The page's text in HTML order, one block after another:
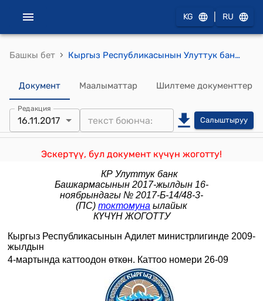
KG RU
Башкы бет › Кыргыз Республикасынын Улуттук банк Башкармасынын 2009-жылдын 28-январынын № 4/6 "Төлөм системасында өзгөчө кырдаалдардын келип чыгышы учурунда Кыргыз Республикасынын төлөм системасынын ишине карата негизги талаптар жөнүндө" жобону бекитүү тууралуу" токтому
Документ Маалыматтар Шилтеме документтер
Редакция
16.11.2017 Салыштыруу
Эскертүү, бул документ күчүн жоготту!